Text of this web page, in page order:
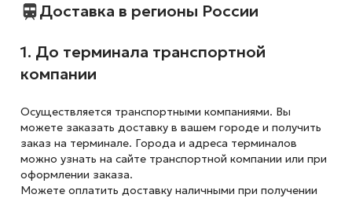
Доставка в регионы России
1. До терминала транспортной
компании
Осуществляется транспортными компаниями. Вы
можете заказать доставку в вашем городе и получить
заказ на терминале. Города и адреса терминалов
можно узнать на сайте транспортной компании или при
оформлении заказа.
Можете оплатить доставку наличными при получении